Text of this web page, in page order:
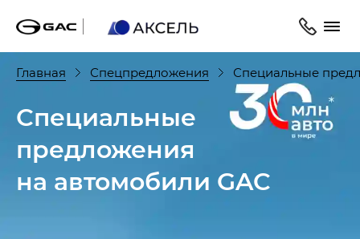
Главная Спецпредложения Специальные
Специальные
предложения
на автомобили GAC